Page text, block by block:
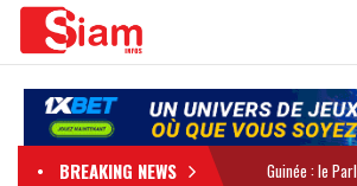
BREAKING NEWS